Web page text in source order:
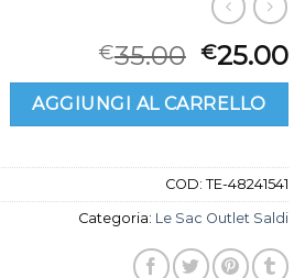
€35.00 €25.00
quantità
AGGIUNGI AL CARRELLO
COD: TE-48241541
Categoria: Le Sac Outlet Saldi